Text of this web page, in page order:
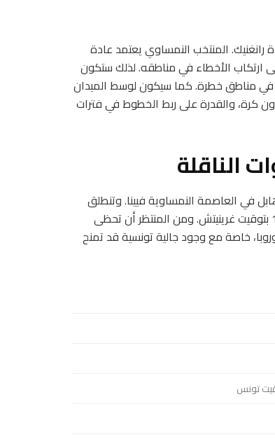
رانغنيك. المنتخب النمساوي يعتمد عادة
الأخطاء في مناطقه. لذلك ستكون
في مناطق خطرة. كما سيكون لوسط الميدان
كرة، والقدرة على ربط الخطوط في فترات
الناقلة
1 يونيو 2026، على ملعب إرنست هابل في العاصمة النمساوية فيينا. وتنطلق
المواجهة في الساعة 20:45 بتوقيت فرنسا، 19:45 بتوقيت تونس، و18:45 بتوقيت غرينيتش. ومن المنتظر أن تحظى
خاصة مع وجود جالية تونسية قد تمنح